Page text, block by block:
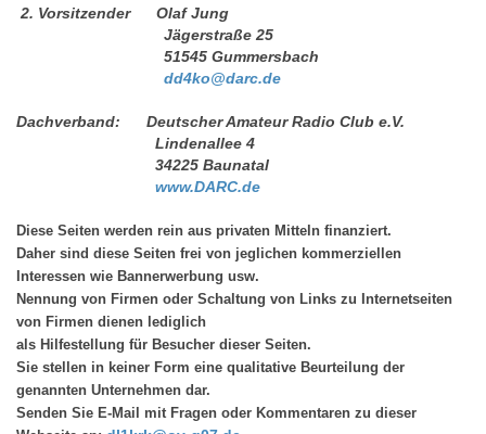
2. Vorsitzender Olaf Jung
Jägerstraße 25
51545 Gummersbach
dd4ko@darc.de
Dachverband: Deutscher Amateur Radio Club e.V.
Lindenallee 4
34225 Baunatal
www.DARC.de
Diese Seiten werden rein aus privaten Mitteln finanziert.
Daher sind diese Seiten frei von jeglichen kommerziellen
Interessen wie Bannerwerbung usw.
Nennung von Firmen oder Schaltung von Links zu Internetseiten
von Firmen dienen lediglich
als Hilfestellung für Besucher dieser Seiten.
Sie stellen in keiner Form eine qualitative Beurteilung der
genannten Unternehmen dar.
Senden Sie E-Mail mit Fragen oder Kommentaren zu dieser